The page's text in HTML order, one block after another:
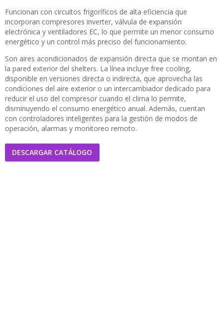
Funcionan con circuitos frigoríficos de alta eficiencia que
incorporan compresores inverter, válvula de expansión
electrónica y ventiladores EC, lo que permite un menor consumo
energético y un control más preciso del funcionamiento.
Son aires acondicionados de expansión directa que se montan en
la pared exterior del shelters. La línea incluye free cooling,
disponible en versiones directa o indirecta, que aprovecha las
condiciones del aire exterior o un intercambiador dedicado para
reducir el uso del compresor cuando el clima lo permite,
disminuyendo el consumo energético anual. Además, cuentan
con controladores inteligentes para la gestión de modos de
operación, alarmas y monitoreo remoto.
DESCARGAR CATÁLOGO